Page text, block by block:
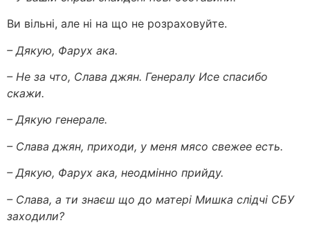
Ви вільні, але ні на що не розраховуйте.
– Дякую, Фарух ака.
– Не за что, Слава джян. Генералу Исе спасибо
скажи.
– Дякую генерале.
– Слава джян, приходи, у меня мясо свежее есть.
– Дякую, Фарух ака, неодмінно прийду.
– Слава, а ти знаєш що до матері Мишка слідчі СБУ
заходили?